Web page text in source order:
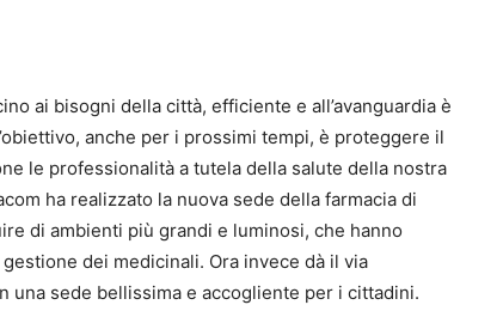
ai bisogni della città, efficiente e all’avanguardia è
anche per i prossimi tempi, è proteggere il
le professionalità a tutela della salute della nostra
ha realizzato la nuova sede della farmacia di
di ambienti più grandi e luminosi, che hanno
dei medicinali. Ora invece dà il via
una sede bellissima e accogliente per i cittadini.